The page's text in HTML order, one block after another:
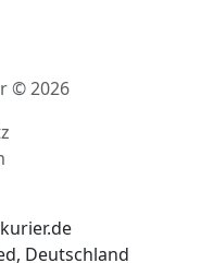
© 2026
Deutschland